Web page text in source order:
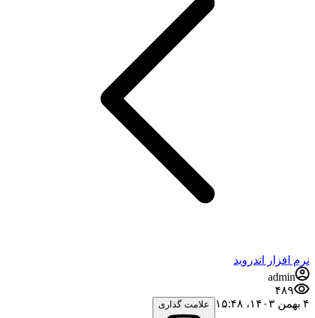
نرم افزار اندروید
admin
۴۸۹
۴ بهمن ۱۴۰۳،‏ ۱۵:۴۸
علامت گذاری